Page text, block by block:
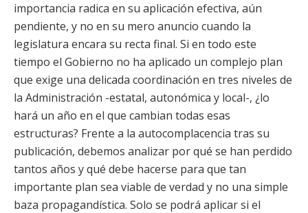
importancia radica en su aplicación efectiva, aún
pendiente, y no en su mero anuncio cuando la
legislatura encara su recta final. Si en todo este
tiempo el Gobierno no ha aplicado un complejo plan
que exige una delicada coordinación en tres niveles de
la Administración -estatal, autonómica y local-, ¿lo
hará un año en el que cambian todas esas
estructuras? Frente a la autocomplacencia tras su
publicación, debemos analizar por qué se han perdido
tantos años y qué debe hacerse para que tan
importante plan sea viable de verdad y no una simple
baza propagandística. Solo se podrá aplicar si el